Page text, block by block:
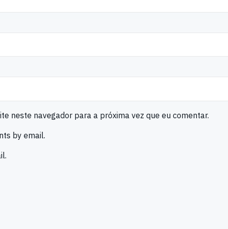
neste navegador para a próxima vez que eu comentar.
by email.